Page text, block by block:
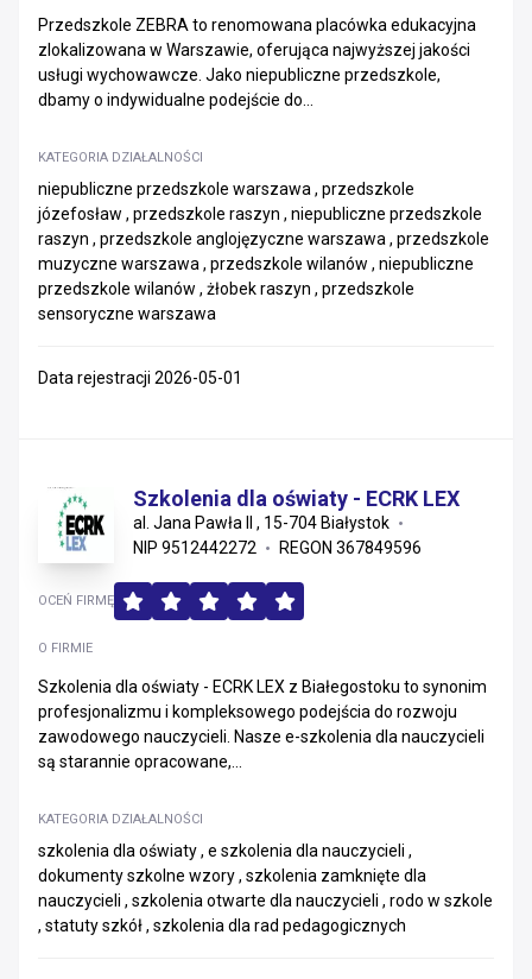
Przedszkole ZEBRA to renomowana placówka edukacyjna
zlokalizowana w Warszawie, oferująca najwyższej jakości
usługi wychowawcze. Jako niepubliczne przedszkole,
dbamy o indywidualne podejście do...
KATEGORIA DZIAŁALNOŚCI
niepubliczne przedszkole warszawa , przedszkole
józefosław , przedszkole raszyn , niepubliczne przedszkole
raszyn , przedszkole anglojęzyczne warszawa , przedszkole
muzyczne warszawa , przedszkole wilanów , niepubliczne
przedszkole wilanów , żłobek raszyn , przedszkole
sensoryczne warszawa
Data rejestracji 2026-05-01
Szkolenia dla oświaty - ECRK LEX
al. Jana Pawła II , 15-704 Białystok
NIP 9512442272
REGON 367849596
O FIRMIE
Szkolenia dla oświaty - ECRK LEX z Białegostoku to synonim
profesjonalizmu i kompleksowego podejścia do rozwoju
zawodowego nauczycieli. Nasze e-szkolenia dla nauczycieli
są starannie opracowane,...
KATEGORIA DZIAŁALNOŚCI
szkolenia dla oświaty , e szkolenia dla nauczycieli ,
dokumenty szkolne wzory , szkolenia zamknięte dla
nauczycieli , szkolenia otwarte dla nauczycieli , rodo w szkole
, statuty szkół , szkolenia dla rad pedagogicznych
OCEŃ FIRMĘ